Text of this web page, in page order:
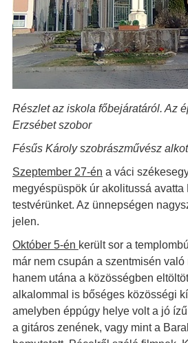
Részlet az iskola főbejáratáról. Az
Erzsébet szobor
Fésűs Károly szobrászművész
Szeptember 27-én a váci
megyéspüspök úr akolitussá avatta
testvérünket. Az ünnepségen
jelen.
Október 5-én került sor a
már nem csupán a szentmisén
hanem utána a közösségben
alkalommal is bőséges közösségi
amelyben éppúgy helye volt a jó
a gitáros zenének, vagy mint a